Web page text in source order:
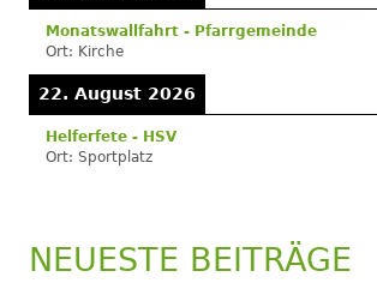
Monatswallfahrt - Pfarrgemeinde
Ort: Kirche
22. August 2026
Helferfete - HSV
Ort: Sportplatz
NEUESTE BEITRÄGE